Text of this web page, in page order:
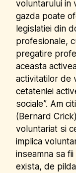
voluntarului in
gazda poate
legislatiei din
profesionale,
pregatire
aceasta
activitatilor de
cetateniei
sociale”. Am
(Bernard
voluntariat si
implica
inseamna sa
exista, de